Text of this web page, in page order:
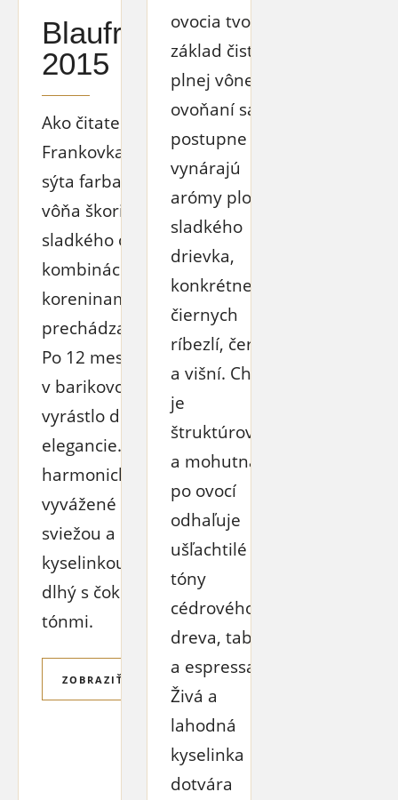
Blaufrankisch
2015
Ako čitateľka perfektná
Frankovka. Tmavá,
sýta farba. Intenzívna
vôňa škorice a
sladkého ovocia v
kombinácii s
koreninami, ktoré
prechádzajú do chuti.
Po 12 mesiacoch zrenia
v barikovom sude víno
vyrástlo do dokonalej
elegancie. Úžasne
harmonické a
vyvážené so stále
sviežou a hravou
kyselinkou. Záver je
dlhý s čokoládovými
tónmi.
ZOBRAZIŤ VÍNO
ovocia tvoria
základ čistej a
plnej vône. Po
ovoňaní sa
postupne
vynárajú
arómy plodov
sladkého
drievka,
konkrétne
čiernych
ríbezlí, černíc
a višní. Chuť
je
štruktúrovaná
a mohutná,
po ovocí
odhaľuje
ušľachtilé
tóny
cédrového
dreva, tabaku
a espressa.
Živá a
lahodná
kyselinka
dotvára